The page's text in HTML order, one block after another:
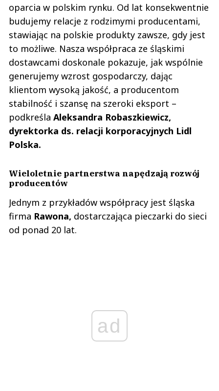
oparcia w polskim rynku. Od lat konsekwentnie
budujemy relacje z rodzimymi producentami,
stawiając na polskie produkty zawsze, gdy jest
to możliwe. Nasza współpraca ze śląskimi
dostawcami doskonale pokazuje, jak wspólnie
generujemy wzrost gospodarczy, dając
klientom wysoką jakość, a producentom
stabilność i szansę na szeroki eksport –
podkreśla Aleksandra Robaszkiewicz,
dyrektorka ds. relacji korporacyjnych Lidl
Polska.
Wieloletnie partnerstwa napędzają rozwój
producentów
Jednym z przykładów współpracy jest śląska
firma Rawona, dostarczająca pieczarki do sieci
od ponad 20 lat.
ad